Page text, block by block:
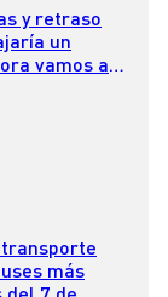
y retraso
un
vamos a
transporte
más